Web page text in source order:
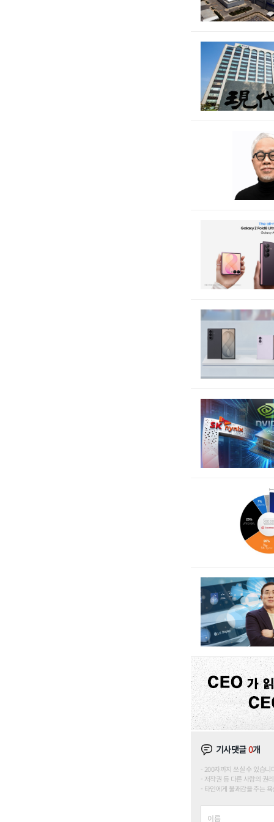
기사댓글0개
200자까지 쓰실 수 있습
저작권 등 다른 사람의 권
타인에게 불쾌감을 주는